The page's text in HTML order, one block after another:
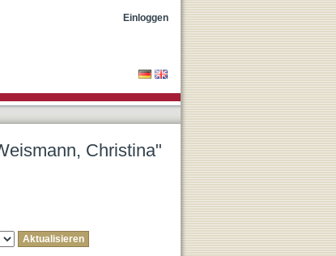
Einloggen
Christina"